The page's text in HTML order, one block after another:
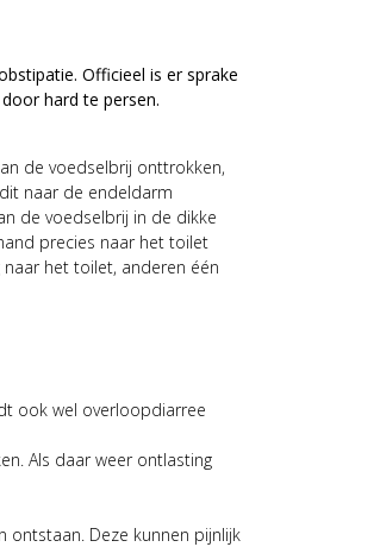
Officieel is er sprake
hard te persen.
de voedselbrij onttrokken,
naar de endeldarm
de voedselbrij in de dikke
precies naar het toilet
het toilet, anderen één
ook wel overloopdiarree
Als daar weer ontlasting
ontstaan. Deze kunnen pijnlijk